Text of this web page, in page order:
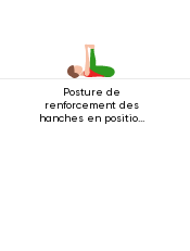
Posture de
renforcement des
hanches en position